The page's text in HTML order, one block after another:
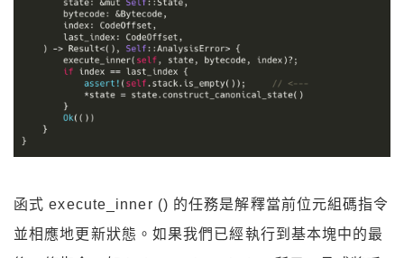
函式 execute_inner () 的任務是解釋當前位元組碼指令
並相應地更新狀態。如果我們已經執行到基本塊中的最